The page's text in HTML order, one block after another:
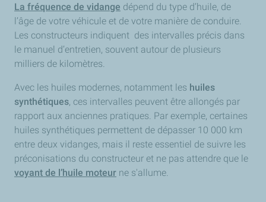
La fréquence de vidange dépend du type d’huile, de
l’âge de votre véhicule et de votre manière de conduire.
Les constructeurs indiquent des intervalles précis dans
le manuel d’entretien, souvent autour de plusieurs
milliers de kilomètres.
Avec les huiles modernes, notamment les huiles
synthétiques, ces intervalles peuvent être allongés par
rapport aux anciennes pratiques. Par exemple, certaines
huiles synthétiques permettent de dépasser 10 000 km
entre deux vidanges, mais il reste essentiel de suivre les
préconisations du constructeur et ne pas attendre que le
voyant de l’huile moteur ne s'allume.